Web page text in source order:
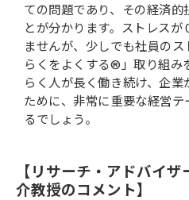
ての問題であり、その経済的
とが分かります。ストレス
ませんが、少しでも社員の
らくをよくする®」取り組み
らく人が長く働き続け、企業
ために、非常に重要な経営
るでしょう。
【リサーチ・アドバイ
介教授のコメント】